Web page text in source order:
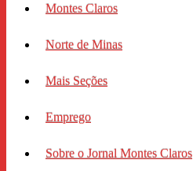
Montes Claros
Norte de Minas
Mais Seções
Emprego
Sobre o Jornal Montes Claros